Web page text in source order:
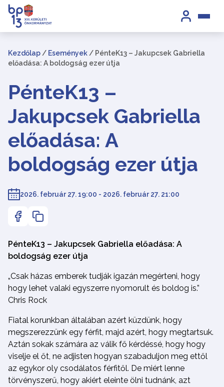
Kezdőlap / Események / PénteK13 – Jakupcsek Gabriella
előadása: A boldogság ezer útja
PénteK13 –
Jakupcsek Gabriella
előadása: A
boldogság ezer útja
2026. február 27. 19:00 - 2026. február 27. 21:00
PénteK13 – Jakupcsek Gabriella előadása: A
boldogság ezer útja
„Csak házas emberek tudják igazán megérteni, hogy
hogy lehet valaki egyszerre nyomorult és boldog is.”
Chris Rock
Fiatal korunkban általában azért küzdünk, hogy
megszerezzünk egy férfit, majd azért, hogy megtartsuk.
Aztán sokak számára az válik fő kérdéssé, hogy hogy
viselje el őt, ne adjisten hogyan szabaduljon meg ettől
az egykor oly csodálatos férfitől. De miért lenne
törvényszerű, hogy akiért eleinte ölni tudnánk, azt